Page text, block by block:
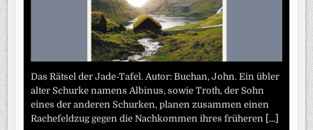
Das Rätsel der Jade-Tafel. Autor: Buchan, John. Ein übler
alter Schurke namens Albinus, sowie Troth, der Sohn
eines der anderen Schurken, planen zusammen einen
Rachefeldzug gegen die Nachkommen ihres früheren [...]